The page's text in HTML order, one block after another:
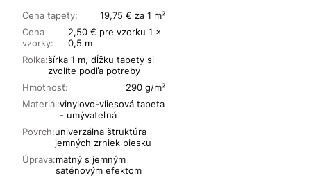
Cena tapety:
19,75 € za 1 m²
Cena
vzorky:
2,50 € pre vzorku 1 x
0,5 m
Rolka:šírka 1 m, dĺžku tapety si
zvolíte podľa potreby
Materiál:vinylovo-vliesová tapeta
- umývateľná
Povrch:univerzálna štruktúra
jemných zrniek piesku
Úprava:matný s jemným
saténovým efektom
Hmotnosť: 290 g/m²